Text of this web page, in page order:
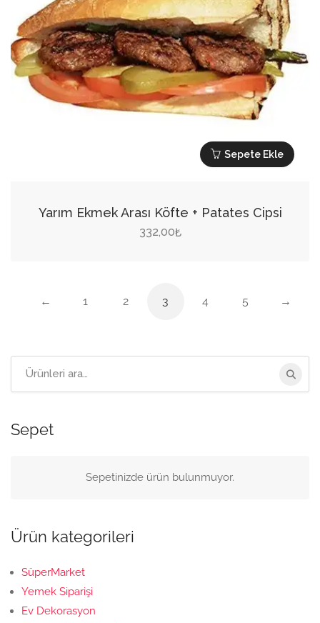
Sepete Ekle
Yarım Ekmek Arası Köfte + Patates Cipsi
332,00₺
← 1 2 3 4 5 →
Arama:
Sepet
Sepetinizde ürün bulunmuyor.
Ürün kategorileri
SüperMarket
Yemek Siparişi
Ev Dekorasyon